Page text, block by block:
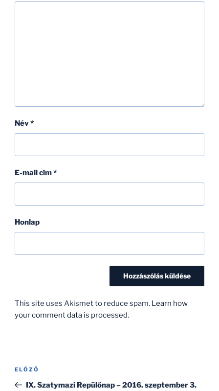
Név*
E-mail cím*
Honlap
This site uses Akismet to reduce spam. Learn how
your comment data is processed.
Bejegyzés
Korábbi
bejegyzés
ELŐZŐ
IX. Szatymazi Repülőnap – 2016. szeptember 3.